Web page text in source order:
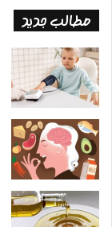
مطالب جدید